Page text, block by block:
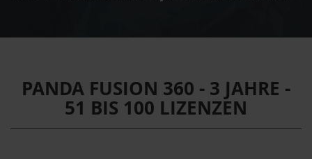
PANDA FUSION 360 - 3 JAHRE -
51 BIS 100 LIZENZEN